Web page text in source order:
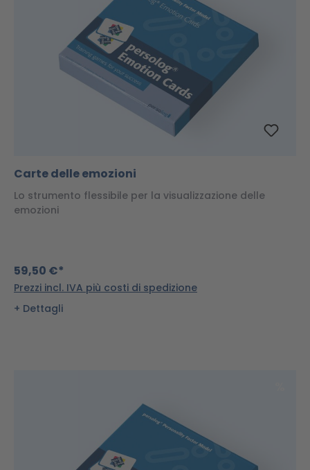
Carte delle emozioni
Lo strumento flessibile per la visualizzazione delle
emozioni
59,50 €*
Prezzi incl. IVA più costi di spedizione
Dettagli